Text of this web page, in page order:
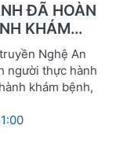
ĐÃ HOÀN
KHÁM
Nghệ An
người thực hành
khám bệnh,